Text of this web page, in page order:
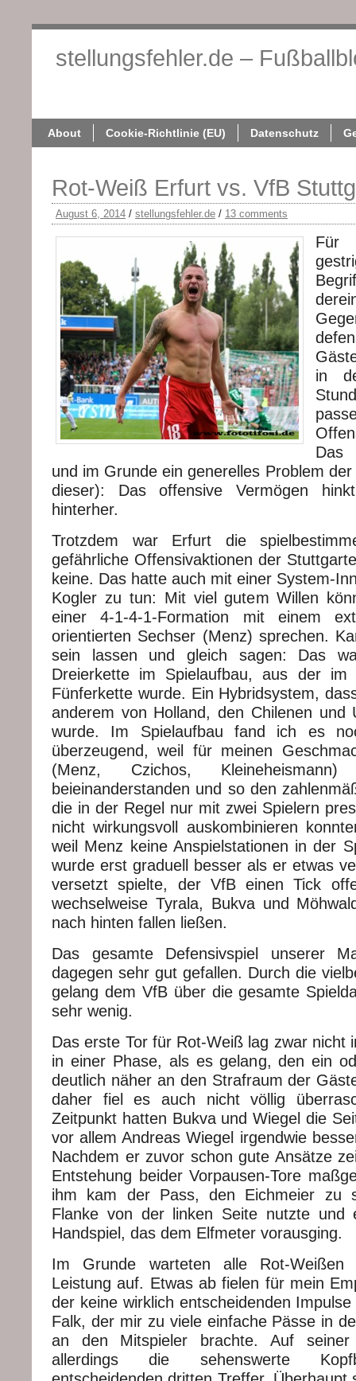
stellungsfehler.de –
About Cookie-Richtlinie (EU) Datenschutz
Rot-Weiß Erfurt vs. VfB
August 6, 2014 / stellungsfehler.de / 13 comments
Für
in
Das
und im Grunde ein generelles Problem
dieser): Das offensive Vermögen
hinterher.
Trotzdem war Erfurt die
gefährliche Offensivaktionen der
keine. Das hatte auch mit einer System-
Kogler zu tun: Mit viel gutem Willen
einer 4-1-4-1-Formation mit einem
orientierten Sechser (Menz) sprechen.
sein lassen und gleich sagen: Das
Dreierkette im Spielaufbau, aus der im
Fünferkette wurde. Ein Hybridsystem,
anderem von Holland, den Chilenen und
wurde. Im Spielaufbau fand ich es
überzeugend, weil für meinen
(Menz, Czichos,
beieinanderstanden und so den
die in der Regel nur mit zwei Spielern
nicht wirkungsvoll auskombinieren
weil Menz keine Anspielstationen in der
wurde erst graduell besser als er etwas
versetzt spielte, der VfB einen Tick
wechselweise Tyrala, Bukva und
nach hinten fallen ließen.
Das gesamte Defensivspiel unserer
dagegen sehr gut gefallen. Durch die
gelang dem VfB über die gesamte
sehr wenig.
Das erste Tor für Rot-Weiß lag zwar nicht
in einer Phase, als es gelang, den ein
deutlich näher an den Strafraum der
daher fiel es auch nicht völlig
Zeitpunkt hatten Bukva und Wiegel die
vor allem Andreas Wiegel irgendwie
Nachdem er zuvor schon gute Ansätze
Entstehung beider Vorpausen-Tore
ihm kam der Pass, den Eichmeier zu
Flanke von der linken Seite nutzte und
Handspiel, das dem Elfmeter vorausging.
Im Grunde warteten alle Rot-
Leistung auf. Etwas ab fielen für mein
der keine wirklich entscheidenden
Falk, der mir zu viele einfache Pässe in
an den Mitspieler brachte. Auf seiner
allerdings die sehenswerte